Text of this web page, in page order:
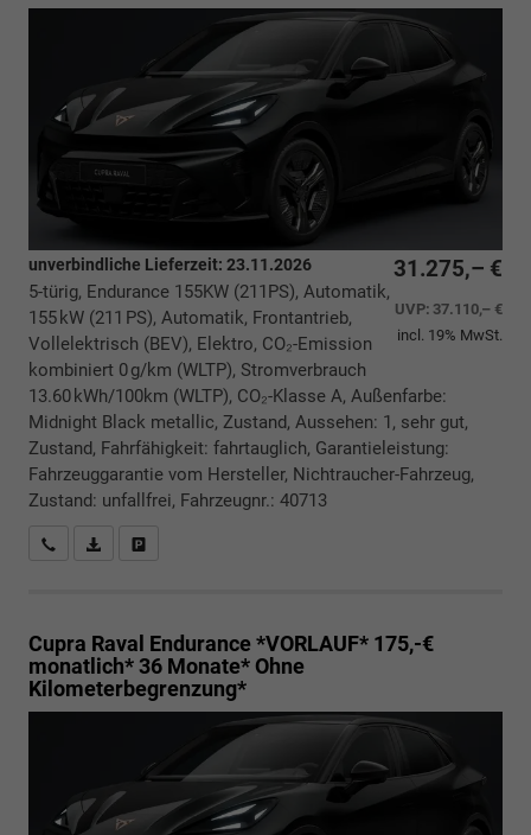
31.275,– €
UVP: 37.110,– €
incl. 19% MwSt.
unverbindliche Lieferzeit: 23.11.2026
5-türig, Endurance 155KW (211PS), Automatik,
155 kW (211 PS), Automatik, Frontantrieb,
Vollelektrisch (BEV), Elektro, CO₂-Emission
kombiniert 0 g/km (WLTP), Stromverbrauch
13.60 kWh/100km (WLTP), CO₂-Klasse A, Außenfarbe:
Midnight Black metallic, Zustand, Aussehen: 1, sehr gut,
Zustand, Fahrfähigkeit: fahrtauglich, Garantieleistung:
Fahrzeuggarantie vom Hersteller, Nichtraucher-Fahrzeug,
Zustand: unfallfrei, Fahrzeugnr.: 40713
Rückrufbitte absenden
PDF-Datei, Fahrzeugexposé drucken
Cupra Raval Endurance *VORLAUF* 175,-€
monatlich* 36 Monate* Ohne
Kilometerbegrenzung*